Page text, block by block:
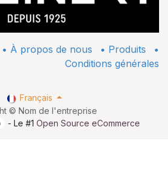
• À propos de nous • ​Produits
•
Conditions générales
© Nom de l'entreprise
Français
- Le #1Open Source eCommerce